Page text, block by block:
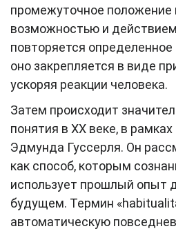
промежуточное
возможностью и
повторяется
оно закрепляется в виде
ускоряя реакции человека.
Затем происходит
понятия в ХХ веке, в
Эдмунда Гуссерля. Он
как способ, которым
использует прошлый опыт
будущем. Термин
автоматическую